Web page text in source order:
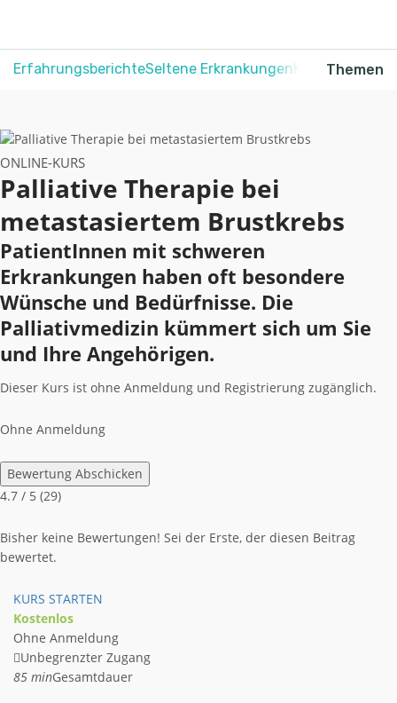
ErfahrungsberichteSeltene ErkrankungenKrebsThemen
ONLINE-KURS
Palliative Therapie bei
metastasiertem Brustkrebs
PatientInnen mit schweren
Erkrankungen haben oft besondere
Wünsche und Bedürfnisse. Die
Palliativmedizin kümmert sich um Sie
und Ihre Angehörigen.
Dieser Kurs ist ohne Anmeldung und Registrierung zugänglich.
Ohne Anmeldung
Bewertung Abschicken
4.7 / 5 (29)
Bisher keine Bewertungen! Sei der Erste, der diesen Beitrag
bewertet.
KURS STARTEN
Kostenlos
Ohne Anmeldung
Unbegrenzter Zugang
85 minGesamtdauer